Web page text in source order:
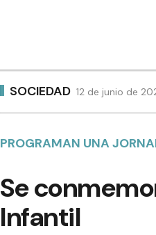
SOCIEDAD 12 de junio de
PROGRAMAN UNA
Se
Infantil